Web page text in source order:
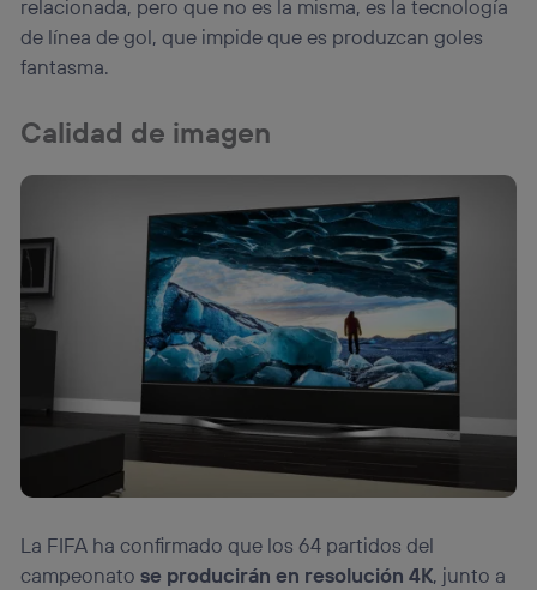
relacionada, pero que no es la misma, es la tecnología
de línea de gol, que impide que es produzcan goles
fantasma.
Calidad de imagen
La FIFA ha confirmado que los 64 partidos del
campeonatose producirán en resolución 4K, junto a